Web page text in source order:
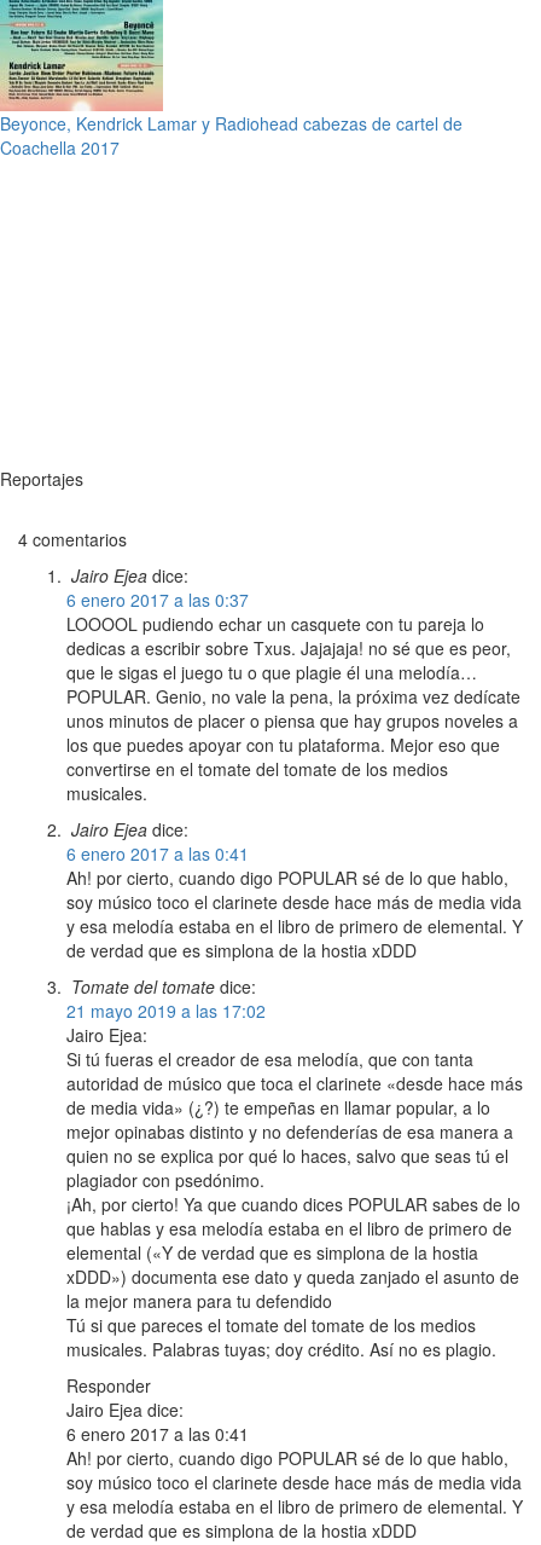
Beyonce, Kendrick Lamar y Radiohead cabezas de cartel de
Coachella 2017
Reportajes
4 comentarios
Jairo Ejea dice:
6 enero 2017 a las 0:37
LOOOOL pudiendo echar un casquete con tu pareja lo
dedicas a escribir sobre Txus. Jajajaja! no sé que es peor,
que le sigas el juego tu o que plagie él una melodía…
POPULAR. Genio, no vale la pena, la próxima vez dedícate
unos minutos de placer o piensa que hay grupos noveles a
los que puedes apoyar con tu plataforma. Mejor eso que
convertirse en el tomate del tomate de los medios
musicales.
Jairo Ejea dice:
6 enero 2017 a las 0:41
Ah! por cierto, cuando digo POPULAR sé de lo que hablo,
soy músico toco el clarinete desde hace más de media vida
y esa melodía estaba en el libro de primero de elemental. Y
de verdad que es simplona de la hostia xDDD
Tomate del tomate dice:
21 mayo 2019 a las 17:02
Jairo Ejea:
Si tú fueras el creador de esa melodía, que con tanta
autoridad de músico que toca el clarinete «desde hace más
de media vida» (¿?) te empeñas en llamar popular, a lo
mejor opinabas distinto y no defenderías de esa manera a
quien no se explica por qué lo haces, salvo que seas tú el
plagiador con psedónimo.
¡Ah, por cierto! Ya que cuando dices POPULAR sabes de lo
que hablas y esa melodía estaba en el libro de primero de
elemental («Y de verdad que es simplona de la hostia
xDDD») documenta ese dato y queda zanjado el asunto de
la mejor manera para tu defendido
Tú si que pareces el tomate del tomate de los medios
musicales. Palabras tuyas; doy crédito. Así no es plagio.
Responder
Jairo Ejea dice:
6 enero 2017 a las 0:41
Ah! por cierto, cuando digo POPULAR sé de lo que hablo,
soy músico toco el clarinete desde hace más de media vida
y esa melodía estaba en el libro de primero de elemental. Y
de verdad que es simplona de la hostia xDDD